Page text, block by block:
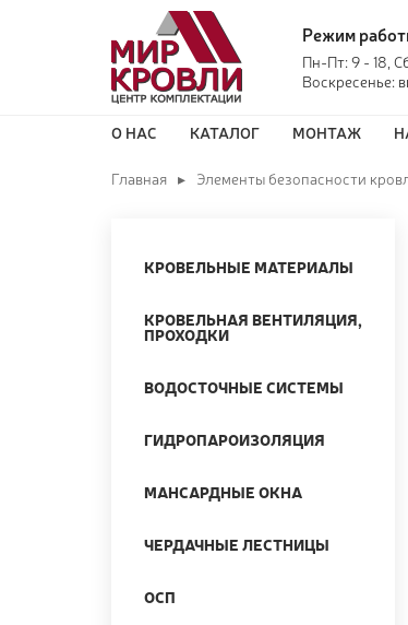
Режим
Пн-Пт: 9 - 18,
Воскресенье:
О НАС КАТАЛОГ МОНТАЖ
Главная Элементы безопасности
КРОВЕЛЬНЫЕ МАТЕРИАЛЫ
КРОВЕЛЬНАЯ ВЕНТИЛЯЦИЯ,
ПРОХОДКИ
ВОДОСТОЧНЫЕ СИСТЕМЫ
ГИДРОПАРОИЗОЛЯЦИЯ
МАНСАРДНЫЕ ОКНА
ЧЕРДАЧНЫЕ ЛЕСТНИЦЫ
ОСП